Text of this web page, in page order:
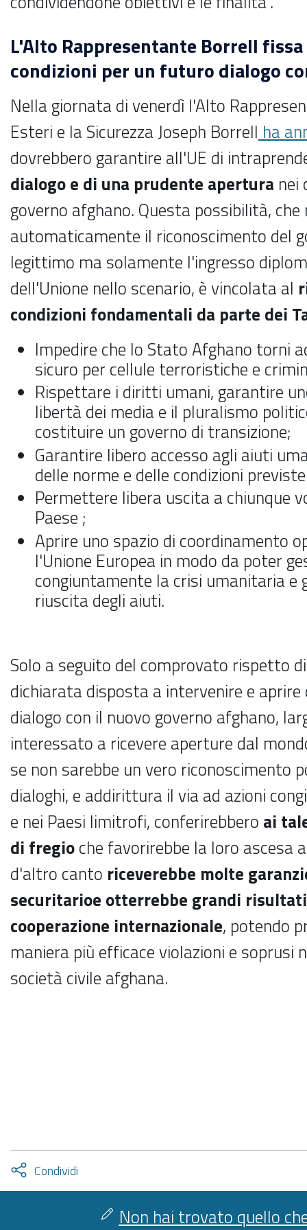
L'Alto Rappresentante Borrell
condizioni per un futuro dialogo
Nella giornata di venerdì l'Alto
Esteri e la Sicurezza Joseph Borrell ha
dovrebbero garantire all'UE di
dialogo e di una prudente apertura nei
governo afghano. Questa possibilità,
automaticamente il riconoscimento del
legittimo ma solamente l'ingresso
dell'Unione nello scenario, è vincolata al
condizioni fondamentali da parte dei
Impedire che lo Stato Afghano torni
sicuro per cellule terroristiche e
Rispettare i diritti umani, garantire
libertà dei media e il pluralismo
costituire un governo di transizione;
Garantire libero accesso agli aiuti
delle norme e delle condizioni
Permettere libera uscita a chiunque
Paese ;
Aprire uno spazio di coordinamento
l'Unione Europea in modo da poter
congiuntamente la crisi umanitaria e
riuscita degli aiuti.
Solo a seguito del comprovato rispetto
dichiarata disposta a intervenire e aprire
dialogo con il nuovo governo afghano,
interessato a ricevere aperture dal
se non sarebbe un vero riconoscimento
dialoghi, e addirittura il via ad azioni
e nei Paesi limitrofi, conferirebbero ai
di fregioche favorirebbe la loro ascesa
d'altro canto riceverebbe molte
securitarioe otterrebbe grandi
cooperazione internazionale, potendo
maniera più efficace violazioni e soprusi
società civile afghana.
Condividi
facebook
twitter
Attiva
condividi
Non hai trovato quello